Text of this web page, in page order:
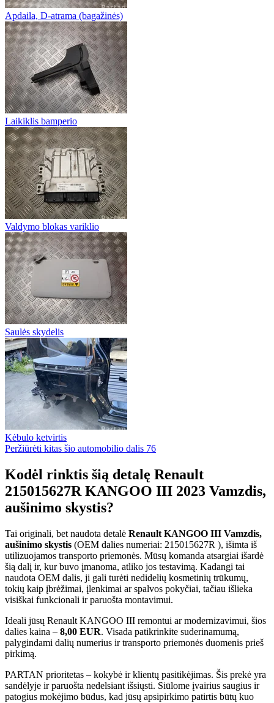
Apdaila, D-atrama (bagažinės)
Laikiklis bamperio
Valdymo blokas variklio
Saulės skydelis
Kėbulo ketvirtis
Peržiūrėti kitas šio automobilio dalis 76
Kodėl rinktis šią detalę Renault
215015627R KANGOO III 2023 Vamzdis,
aušinimo skystis?
Tai originali, bet naudota detalė Renault KANGOO III Vamzdis,
aušinimo skystis (OEM dalies numeriai: 215015627R ), išimta iš
utilizuojamos transporto priemonės. Mūsų komanda atsargiai išardė
šią dalį ir, kur buvo įmanoma, atliko jos testavimą. Kadangi tai
naudota OEM dalis, ji gali turėti nedidelių kosmetinių trūkumų,
tokių kaip įbrėžimai, įlenkimai ar spalvos pokyčiai, tačiau išlieka
visiškai funkcionali ir paruošta montavimui.
Ideali jūsų Renault KANGOO III remontui ar modernizavimui, šios
dalies kaina – 8,00 EUR. Visada patikrinkite suderinamumą,
palygindami dalių numerius ir transporto priemonės duomenis prieš
pirkimą.
PARTAN prioritetas – kokybė ir klientų pasitikėjimas. Šis prekė yra
sandėlyje ir paruošta nedelsiant išsiųsti. Siūlome įvairius saugius ir
patogius mokėjimo būdus, kad jūsų apsipirkimo patirtis būtų kuo